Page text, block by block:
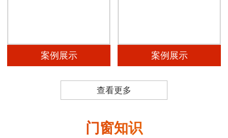
案例展示 案例展示
查看更多
门窗知识